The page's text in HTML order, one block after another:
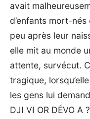
avait
d’enfants mort-
peu après leur
elle mit au monde
attente, survécut.
tragique,
les gens lui
DJI VI OR DÉVO A